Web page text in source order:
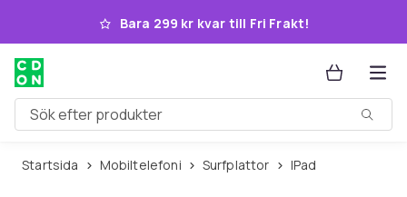
Hoppa till huvudinnehållet
Bara 299 kr kvar till Fri Frakt!
Sök efter produkter
Startsida Mobiltelefoni Surfplattor iPad